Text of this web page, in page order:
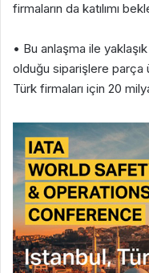
firmaların da katılımı
• Bu anlaşma ile
olduğu siparişlere parça
Türk firmaları için 20